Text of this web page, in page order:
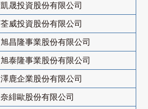
凱晟投資股份有限公司
荃威投資股份有限公司
旭昌隆事業股份有限公司
旭泰隆事業股份有限公司
澤鹿企業股份有限公司
奈緋歐股份有限公司